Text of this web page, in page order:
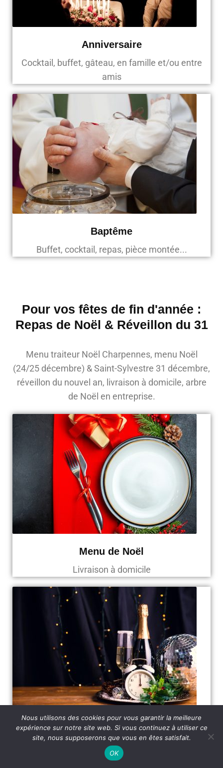
Anniversaire
Cocktail, buffet, gâteau, en famille et/ou entre
amis
Baptême
Buffet, cocktail, repas, pièce montée...
Pour vos fêtes de fin d'année :
Repas de Noël & Réveillon du 31
Menu traiteur Noël Charpennes, menu Noël
(24/25 décembre) & Saint-Sylvestre 31 décembre,
réveillon du nouvel an, livraison à domicile, arbre
de Noël en entreprise.
Menu de Noël
Livraison à domicile
Menu du 31
Livraison à domicile
Nous utilisons des cookies pour vous garantir la meilleure
expérience sur notre site web. Si vous continuez à utiliser ce
site, nous supposerons que vous en êtes satisfait.
OK